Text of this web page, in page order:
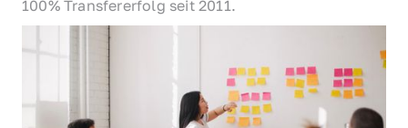
100% Transfererfolg seit 2011.